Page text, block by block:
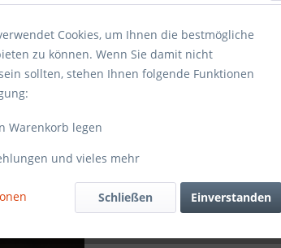
Die
Cookies, um Ihnen die bestmögliche
zu können. Wenn Sie damit nicht
sollten, stehen Ihnen folgende Funktionen
Warenkorb legen
und vieles mehr
Einverstanden
Schließen